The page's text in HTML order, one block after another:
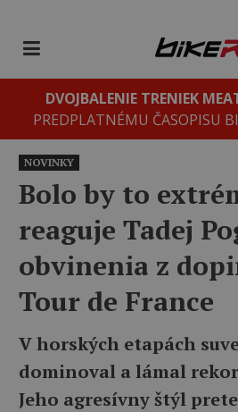
DVOJBALENIE TRENIEK
PREDPLATNÉMU ČASOPISU
NOVINKY
Bolo by to
reaguje Tadej
obvinenia z
Tour de France
V horských etapách
dominoval a lámal
Jeho agresívny štýl